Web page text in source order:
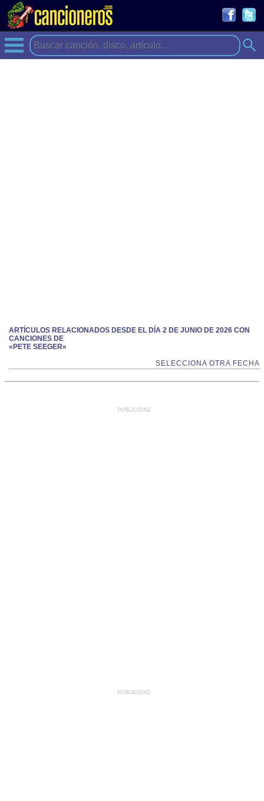
ARTÍCULOS RELACIONADOS DESDE EL DÍA 2 DE JUNIO DE 2026 CON
CANCIONES DE
«PETE SEEGER»
SELECCIONA OTRA FECHA
PUBLICIDAD
PUBLICIDAD